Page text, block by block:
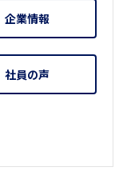
企業情報
社員の声